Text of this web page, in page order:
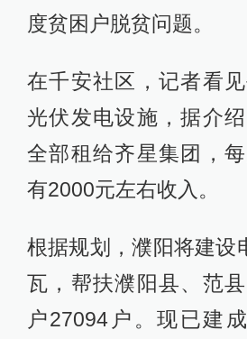
度贫困户脱贫问题。
在千安社区，记者看
光伏发电设施，据介
全部租给齐星集团，
有2000元左右收入。
根据规划，濮阳将建设
瓦，帮扶濮阳县、范
户27094户。现已建